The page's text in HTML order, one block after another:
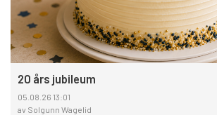
20 års jubileum
05.08.26 13:01
av Solgunn Wagelid